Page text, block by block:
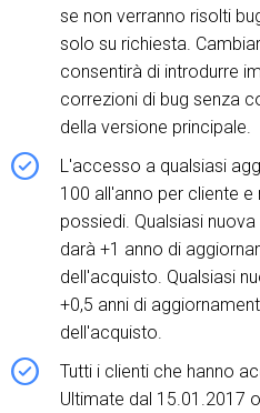
se non verranno risolti
solo su richiesta.
consentirà di introdurre
correzioni di bug senza
della versione principale.
L'accesso a qualsiasi
100 all'anno per cliente
possiedi. Qualsiasi
darà +1 anno di
dell'acquisto. Qualsiasi
+0,5 anni di
dell'acquisto.
Tutti i clienti che hanno
Ultimate dal 15.01.2017